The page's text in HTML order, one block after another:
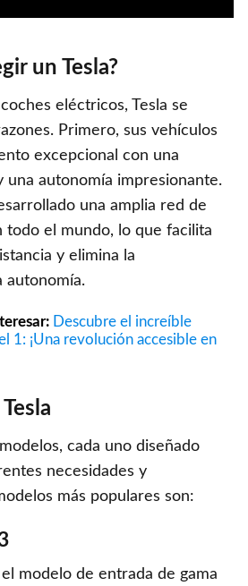
un Tesla?
eléctricos, Tesla se
Primero, sus vehículos
excepcional con una
una autonomía impresionante.
una amplia red de
todo el mundo, lo que facilita
y elimina la
autonomía.
Descubre el increíble
1: ¡Una revolución accesible en
cada uno diseñado
necesidades y
más populares son:
modelo de entrada de gama